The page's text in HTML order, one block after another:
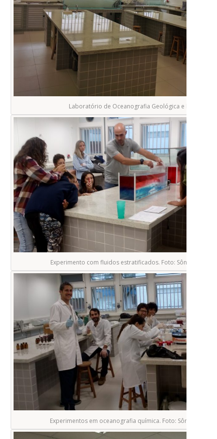
Laboratório de Oceanografia Geológica e Física
Experimento com fluidos estratificados. Foto: Sônia
Experimentos em oceanografia química. Foto: Sônia